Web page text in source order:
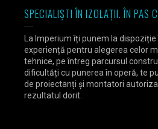
SPECIALIȘTI ÎN IZOLAȚII. ÎN PAS
La Imperium îți punem la
experiență pentru alegerea celor
tehnice, pe întreg parcursul
dificultăți cu punerea în operă, te
de proiectanți și montatori
rezultatul dorit.